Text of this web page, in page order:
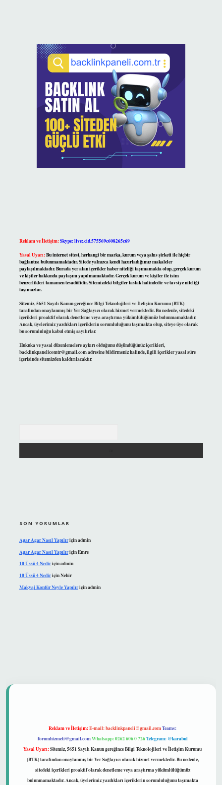
Reklam ve İletişim:Skype: live:.cid.575569c608265c69
Yasal Uyarı:Bu internet sitesi, herhangi bir marka, kurum veya şahıs şirketi ile hiçbir
bağlantısı bulunmamaktadır. Sitede yalnızca kendi hazırladığımız makaleler
paylaşılmaktadır. Burada yer alan içerikler haber niteliği taşımamakta olup, gerçek kurum
ve kişiler hakkında paylaşım yapılmamaktadır. Gerçek kurum ve kişiler ile isim
benzerlikleri tamamen tesadüfidir. Sitemizdeki bilgiler taslak halindedir ve tavsiye niteliği
taşımazlar.
Sitemiz, 5651 Sayılı Kanun gereğince Bilgi Teknolojileri ve İletişim Kurumu (BTK)
tarafından onaylanmış bir Yer Sağlayıcı olarak hizmet vermektedir. Bu nedenle, sitedeki
içerikleri proaktif olarak denetleme veya araştırma yükümlülüğümüz bulunmamaktadır.
Ancak, üyelerimiz yazdıkları içeriklerin sorumluluğunu taşımakta olup, siteye üye olarak
bu sorumluluğu kabul etmiş sayılırlar.
Hukuka ve yasal düzenlemelere aykırı olduğunu düşündüğünüz içerikleri,
backlinkpanelicomtr@gmail.comadresine bildirmeniz halinde, ilgili içerikler yasal süre
içerisinde sitemizden kaldırılacaktır.
SON YORUMLAR
Agar Agar Nasıl Yapılıriçinadmin
Agar Agar Nasıl YapılıriçinEmre
10 Üssü 4 Nediriçinadmin
10 Üssü 4 NediriçinNehir
Makyaj Kontür Neyle Yapılıriçinadmin
Reklam ve İletişim:E-mail:backlinkpaneli@gmail.comTeams:
forumhizmeti@gmail.comWhatsapp: 0262 606 0 726Telegram: @karabul
Yasal Uyarı:Sitemiz, 5651 Sayılı Kanun gereğince Bilgi Teknolojileri ve İletişim Kurumu
(BTK) tarafından onaylanmış bir Yer Sağlayıcı olarak hizmet vermektedir. Bu nedenle,
sitedeki içerikleri proaktif olarak denetleme veya araştırma yükümlülüğümüz
bulunmamaktadır. Ancak, üyelerimiz yazdıkları içeriklerin sorumluluğunu taşımakta